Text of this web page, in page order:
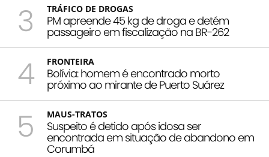
3 TRÁFICO DE DROGAS
PM apreende 45 kg de droga e detém
passageiro em fiscalização na BR-262
4 FRONTEIRA
Bolívia: homem é encontrado morto
próximo ao mirante de Puerto Suárez
5 MAUS-TRATOS
Suspeito é detido após idosa ser
encontrada em situação de abandono em
Corumbá